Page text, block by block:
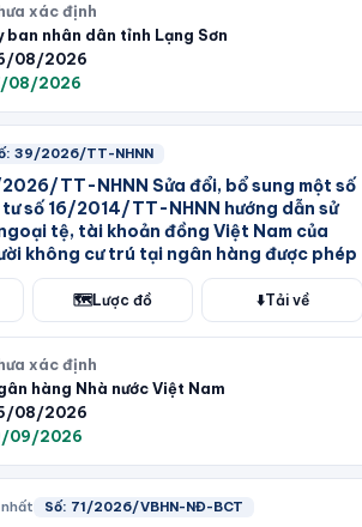
xác định
ban nhân dân tỉnh Lạng Sơn
08/2026
08/2026
39/2026/TT-NHNN
TT-NHNN Sửa đổi, bổ sung một số
số 16/2014/TT-NHNN hướng dẫn sử
tệ, tài khoản đồng Việt Nam của
không cư trú tại ngân hàng được phép
🗺️Lược đồ ⬇️Tải về
xác định
hàng Nhà nước Việt Nam
08/2026
09/2026
nhất Số: 71/2026/VBHN-NĐ-BCT